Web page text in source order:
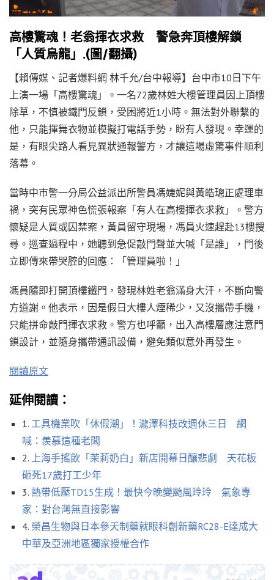
高樓驚魂！老翁揮衣求救 警急奔頂樓解鎖
「人質烏龍」.(圖/翻攝)
【賴傳媒、記者爆料網 林千允/台中報導】台中市10日下午
上演一場「高樓驚魂」。一名72歲林姓大樓管理員因上頂樓
除草，不慎被鐵門反鎖，受困將近1小時。無法對外聯繫的
他，只能揮舞衣物並模擬打電話手勢，盼有人發現。幸運的
是，有眼尖路人看見異狀通報警方，才讓這場虛驚事件順利
落幕。
當時中市警一分局公益派出所警員馮婕妮與黃皓璁正處理車
禍，突有民眾神色慌張報案「有人在高樓揮衣求救」。警方
懷疑是人質或囚禁案，黃員留守現場，馮員火速趕赴13樓搜
尋。巡查過程中，她聽到急促敲門聲並大喊「是誰」，門後
立即傳來帶哭腔的回應：「管理員啦！」
馮員隨即打開頂樓鐵門，發現林姓老翁滿身大汗，不斷向警
方道謝。他表示，因是假日大樓人煙稀少，又沒攜帶手機，
只能拼命敲門揮衣求救。警方也呼籲，出入高樓層應注意門
鎖設計，並隨身攜帶通訊設備，避免類似意外再發生。
閱讀原文
延伸閱讀：
1. 工具機業吹「休假潮」！瀧澤科技改週休三日 網
喊：羨慕這種老闆
2. 上海手搖飲「茉莉奶白」新店開幕日釀悲劇 天花板
砸死17歲打工少年
3. 熱帶低壓TD15生成！最快今晚變颱風玲玲 氣象專
家：對台灣無直接影響
4. 榮昌生物與日本參天制藥就眼科創新藥RC28-E達成大
中華及亞洲地區獨家授權合作